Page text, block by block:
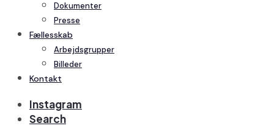
Dokumenter
Presse
Fællesskab
Arbejdsgrupper
Billeder
Kontakt
Instagram
Search